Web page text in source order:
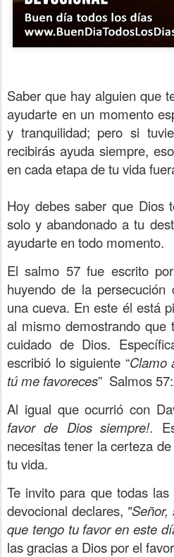
Saber que hay alguien que
ayudarte en un momento
y tranquilidad; pero si
recibirás ayuda siempre,
en cada etapa de tu vida
Hoy debes saber que Dios
solo y abandonado a tu
ayudarte en todo momento.
El salmo 57 fue escrito
huyendo de la
una cueva. En este él está
al mismo demostrando que
cuidado de Dios.
escribió lo siguiente “Clamo
tú me favoreces” Salmos
Al igual que ocurrió con
favor de Dios siempre!.
necesitas tener la certeza
tu vida.
Te invito para que todas
devocional declares,
que tengo tu favor en este
las gracias a Dios por el